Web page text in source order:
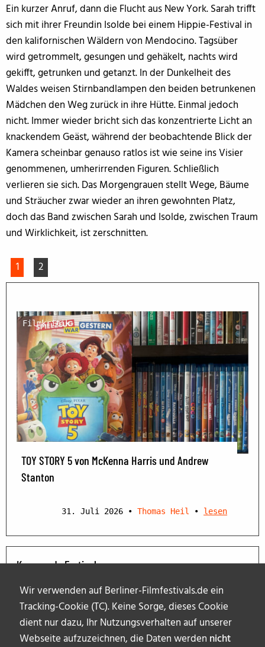
Wir verwenden auf Berliner-Filmfestivals.de ein
Tracking-Cookie (TC). Keine Sorge, dieses Cookie
dient nur dazu, Ihr Nutzungsverhalten auf unserer
Webseite aufzuzeichnen, die Daten werden nicht
Ein kurzer Anruf, dann die Flucht aus New York. Sarah trifft
sich mit ihrer Freundin Isolde bei einem Hippie-Festival in
den kalifornischen Wäldern von Mendocino. Tagsüber
wird getrommelt, gesungen und gehäkelt, nachts wird
gekifft, getrunken und getanzt. In der Dunkelheit des
Waldes weisen Stirnbandlampen den beiden betrunkenen
Mädchen den Weg zurück in ihre Hütte. Einmal jedoch
nicht. Immer wieder bricht sich das konzentrierte Licht an
knackendem Geäst, während der beobachtende Blick der
Kamera scheinbar genauso ratlos ist wie seine ins Visier
genommenen, umherirrenden Figuren. Schließlich
verlieren sie sich. Das Morgengrauen stellt Wege, Bäume
und Sträucher zwar wieder an ihren gewohnten Platz,
doch das Band zwischen Sarah und Isolde, zwischen Traum
und Wirklichkeit, ist zerschnitten.
1 2
Filmkritik
TOY STORY 5 von McKenna Harris und Andrew
Stanton
31. Juli 2026 • Thomas Heil • lesen
Kommende Festivals